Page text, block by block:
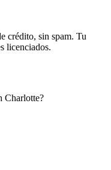
crédito, sin spam. Tu
licenciados.
Charlotte?